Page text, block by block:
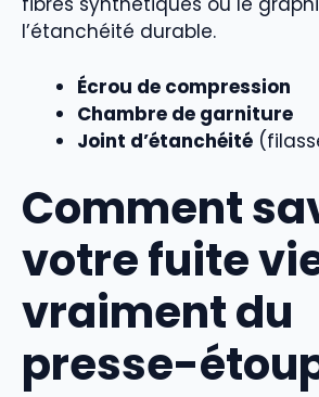
l’étanchéité durable.
Écrou de compression
Chambre de garniture
Joint d’étanchéité
Comment
votre fuite
vraiment du
presse-